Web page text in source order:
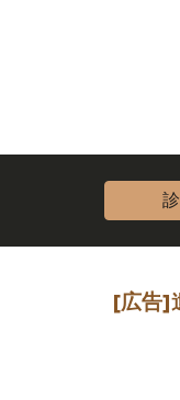
[広告]